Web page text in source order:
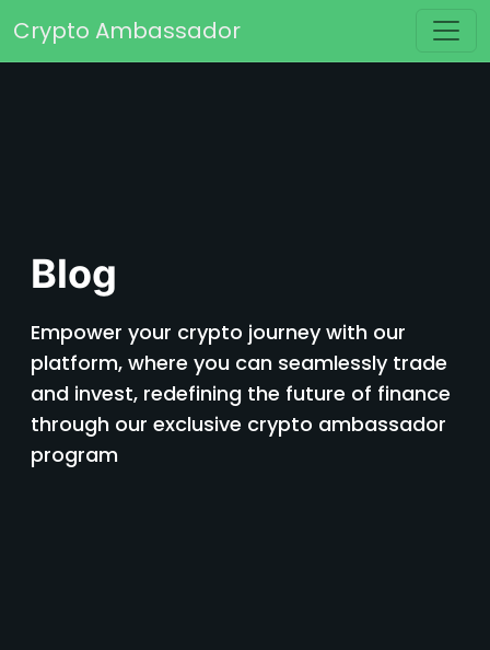
Navegación principal
Crypto Ambassador
Blog
Empower your crypto journey with our
platform, where you can seamlessly trade
and invest, redefining the future of finance
through our exclusive crypto ambassador
program